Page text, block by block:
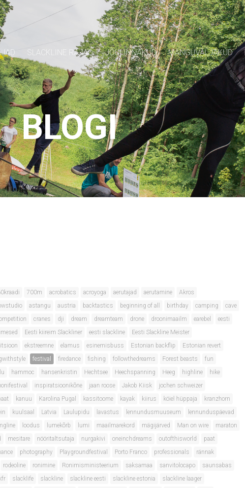
SLACKLINE RAJAD JÕULINNAKUD MÄNGUVÄLJAKUD
BLOGI
700m acrobatics acroyoga aerutajad aerutamine
Akros
astangu austria backtastics beginning of all birthday camping
cave
cranes dji dream dreamteam drone droonimaailm earebel
eesti
Eesti kiireim Slackliner eesti slackline
Eesti Slackline Meister
ekstreemne elamus esinemisbuss Estonian backflip
Estonian revert
festival firedance fishing followthedreams Forest beasts
fun
hammoc hansenkristin Hechtsee Heechspanning Heeg highline
hike
inspiratsioonikõne jaan roose Jakob Kiisk
jochen schweizer
kanuu Karolina Pugal kassitoome kayak kiirus köiel hüppaja
kranzhorn
kuulsaal Latvia Laulupidu lavastus lennundusmuuseum
lennunduspäevad
loodus lumekõrb lumi maailmarekord mägijärved Man on wire
maraton
mesitare nööritaltsutaja nurgakivi oneinchdreams outofthisworld
paat
photography Playgroundfestival Porto Franco professionals
rännak
rodeoline ronimine Ronimisministeerium saksamaa sanvitolocapo
saunsabas
slacklife slackline slackline eesti slackline estonia
slackline laager